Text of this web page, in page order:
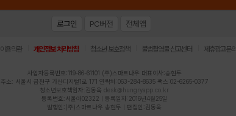
로그인 PC버전 전체앱
이용약관 개인정보 처리방침 청소년 보호정책 불법촬영물 신고센터 제휴광고문의
사업자등록번호:119-86-61101 (주)스마트나우 대표이사:송현두
주소: 서울시 금천구 가산디지털1로 171 연락처:063-284-8635 팩스:02-6265-0377
청소년보호책임자:김동욱 desk@hungryapp.co.kr
등록번호:서울아02322 | 등록일자:2016년4월25일
발행인:(주)스마트나우 송현두 | 편집인:김동욱